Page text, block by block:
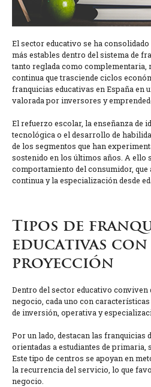
El sector educativo se ha
más estables dentro del sistema de
tanto reglada como complementaria,
continua que trasciende ciclos
franquicias educativas en España en
valorada por inversores y
El refuerzo escolar, la enseñanza de
tecnológica o el desarrollo de
de los segmentos que han
sostenido en los últimos años. A ello
comportamiento del consumidor,
continua y la especialización desde
Tipos de
educativas
proyección
Dentro del sector educativo conviven
negocio, cada uno con
de inversión, operativa y
Por un lado, destacan las franquicias
orientadas a estudiantes de primaria,
Este tipo de centros se apoyan en
la recurrencia del servicio, lo que
negocio.